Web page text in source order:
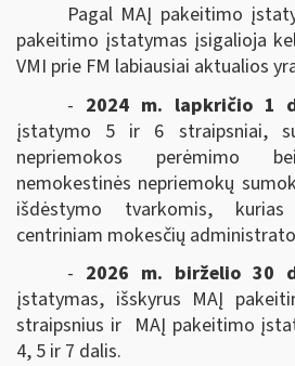
Pagal MAĮ pakeitimo
pakeitimo įstatymas įsigalioja
VMI prie FM labiausiai aktualios
- 2024 m. lapkričio 1
įstatymo 5 ir 6 straipsniai,
nepriemokos perėmimo
nemokestinės nepriemokų
išdėstymo tvarkomis,
centriniam mokesčių
- 2026 m. birželio 30
įstatymas, išskyrus MAĮ
straipsnius ir MAĮ pakeitimo
4, 5 ir 7 dalis.